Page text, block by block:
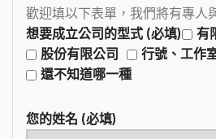
歡迎填以下表單，我們將有專人
想要成立公司的型式 (必填)
有
股份有限公司
行號、工作
還不知道哪一種
您的姓名 (必填)